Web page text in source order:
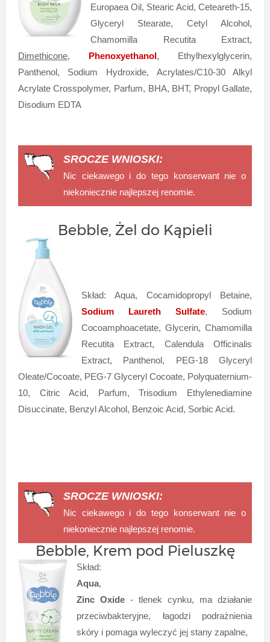
Europaea Oil, Stearic Acid, Ceteareth-15,
Glyceryl Stearate, Cetyl Alcohol,
Chamomilla Recutita Extract,
Dimethicone, Phenoxyethanol, Ethylhexylglycerin,
Panthenol, Sodium Hydroxide, Acrylates/C10-30 Alkyl
Acrylate Crosspolymer, Parfum, BHA, BHT, Propyl Gallate,
Disodium EDTA
SROCZE WNIOSKI:
Nic ciekawego i do tego konserwant nie o
niekoniecznie najlepszej renomie.
Bebble, Żel do Kąpieli
Skład: Aqua, Cocamidopropyl Betaine,
Sodium Laureth Sulfate, Sodium
Cocoamphoacetate, Glycerin, Chamomilla
Recutita Extract, Calendula Officinalis
Extract, Panthenol, PEG-18 Glyceryl
Oleate/Cocoate, PEG-7 Glyceryl Cocoate, Polyquaternium-
10, Citric Acid, Parfum, Trisodium Ethylenediamine
Disuccinate, Benzyl Alcohol, Benzoic Acid, Sorbic Acid.
SROCZE WNIOSKI:
Nic ciekawego i do tego konserwant nie o
niekoniecznie najlepszej renomie.
Bebble, Krem pod Pieluszkę
Skład:
Aqua,
Zinc Oxide- tlenek cynku, ma działanie
przeciwbakteryjne, łagodzi podrażnienia
skóry i pomaga wyleczyć jej stany zapalne,